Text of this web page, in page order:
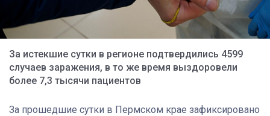
За истекшие сутки в регионе подтвердились 4599
случаев заражения, в то же время выздоровели
более 7,3 тысячи пациентов
За прошедшие сутки в Пермском крае зафиксировано